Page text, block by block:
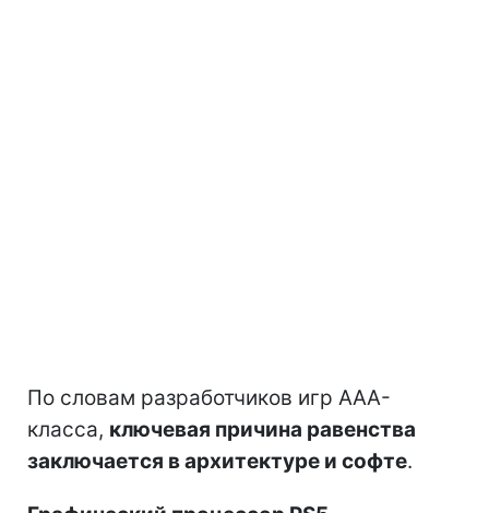
По словам разработчиков игр AAA-
класса, ключевая причина равенства
заключается в архитектуре и софте.